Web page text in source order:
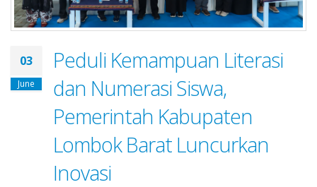
03
June
Peduli Kemampuan Literasi
dan Numerasi Siswa,
Pemerintah Kabupaten
Lombok Barat Luncurkan
Inovasi